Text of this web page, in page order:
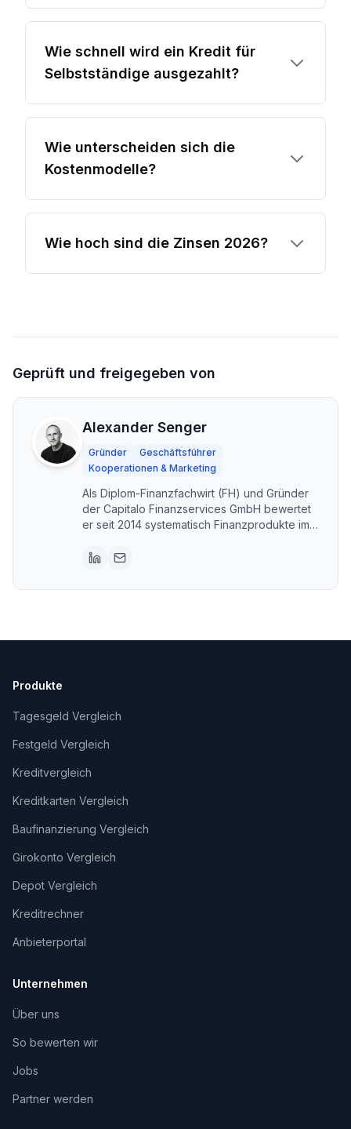
Wie schnell wird ein Kredit für
Selbstständige ausgezahlt?
Wie unterscheiden sich die
Kostenmodelle?
Wie hoch sind die Zinsen 2026?
Geprüft und freigegeben von
Alexander Senger
Gründer
Geschäftsführer
Kooperationen & Marketing
Als Diplom-Finanzfachwirt (FH) und Gründer
der Capitalo Finanzservices GmbH bewertet
er seit 2014 systematisch Finanzprodukte im
transparente Vergleiche – kostenlos und im
Unterstützung, fachlich geprüft und
Produkte
Tagesgeld Vergleich
Festgeld Vergleich
Kreditvergleich
Kreditkarten Vergleich
Baufinanzierung Vergleich
Girokonto Vergleich
Depot Vergleich
Kreditrechner
Anbieterportal
Unternehmen
Über uns
So bewerten wir
Jobs
Partner werden